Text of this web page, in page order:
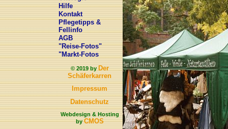
Hilfe
Kontakt
Pflegetipps &
Fellinfo
AGB
"Reise-Fotos"
"Markt-Fotos
© 2019 byDer
Schäferkarren
Impressum
Datenschutz
Webdesign & Hosting
byCMOS